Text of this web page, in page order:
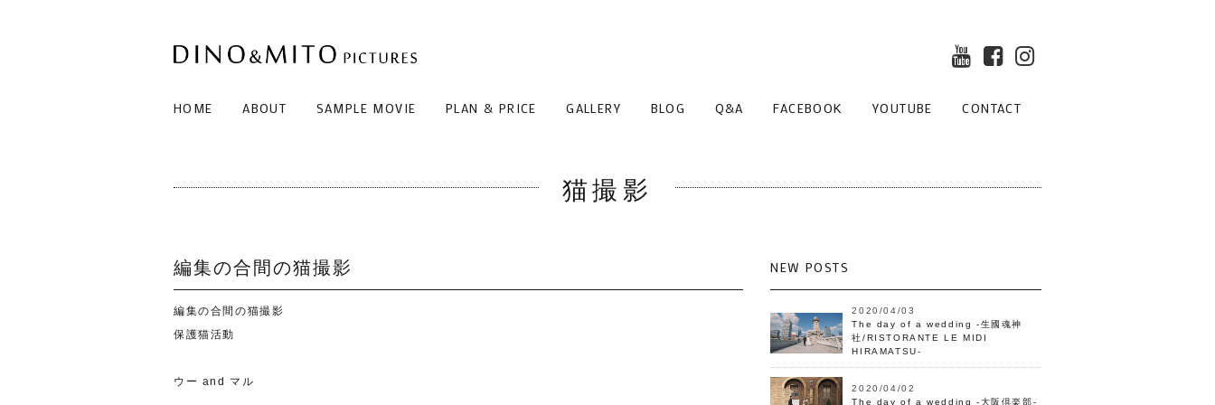
HOME ABOUT SAMPLE MOVIE PLAN & PRICE GALLERY BLOG Q&A FACEBOOK YOUTUBE CONTACT
猫撮影
編集の合間の猫撮影
編集の合間の猫撮影
保護猫活動
ウー and マル
NEW POSTS
2020/04/03
The day of a wedding -生國魂神
社/RISTORANTE LE MIDI
HIRAMATSU-
2020/04/02
The day of a wedding -大阪倶楽部-